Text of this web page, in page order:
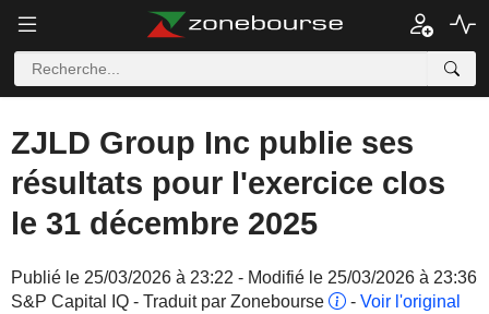
ZJLD Group Inc publie ses
résultats pour l'exercice clos
le 31 décembre 2025
Publié le 25/03/2026 à 23:22 - Modifié le 25/03/2026 à 23:36
S&P Capital IQ - Traduit par Zonebourse
- Voir l'original